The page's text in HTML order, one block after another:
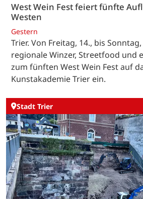
West Wein Fest feiert fünfte
Westen
Gestern
Trier. Von Freitag, 14., bis
regionale Winzer, Streetfood und
zum fünften West Wein Fest auf
Kunstakademie Trier ein.
Stadt Trier